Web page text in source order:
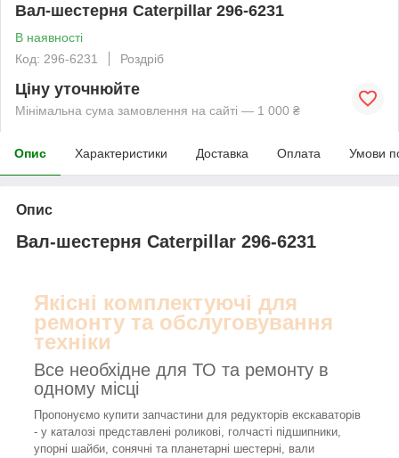
Вал-шестерня Caterpillar 296-6231
В наявності
Код: 296-6231
Роздріб
Ціну уточнюйте
Мінімальна сума замовлення на сайті — 1 000 ₴
Опис Характеристики Доставка Оплата Умови
Опис
Вал-шестерня Caterpillar 296-6231
Якісні комплектуючі для
ремонту та обслуговування
техніки
Все необхідне для ТО та ремонту в
одному місці
Пропонуємо купити запчастини для редукторів екскаваторів
- у каталозі представлені роликові, голчасті підшипники,
упорні шайби, сонячні та планетарні шестерні, вали